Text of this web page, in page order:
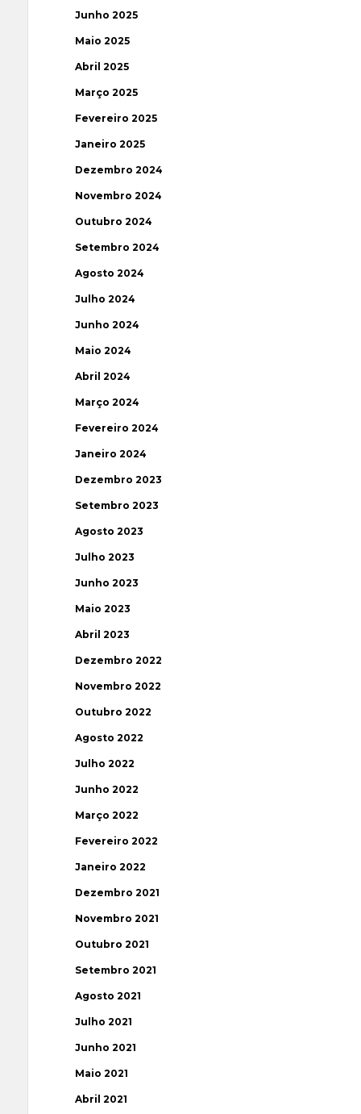
Junho 2025
Maio 2025
Abril 2025
Março 2025
Fevereiro 2025
Janeiro 2025
Dezembro 2024
Novembro 2024
Outubro 2024
Setembro 2024
Agosto 2024
Julho 2024
Junho 2024
Maio 2024
Abril 2024
Março 2024
Fevereiro 2024
Janeiro 2024
Dezembro 2023
Setembro 2023
Agosto 2023
Julho 2023
Junho 2023
Maio 2023
Abril 2023
Dezembro 2022
Novembro 2022
Outubro 2022
Agosto 2022
Julho 2022
Junho 2022
Março 2022
Fevereiro 2022
Janeiro 2022
Dezembro 2021
Novembro 2021
Outubro 2021
Setembro 2021
Agosto 2021
Julho 2021
Junho 2021
Maio 2021
Abril 2021